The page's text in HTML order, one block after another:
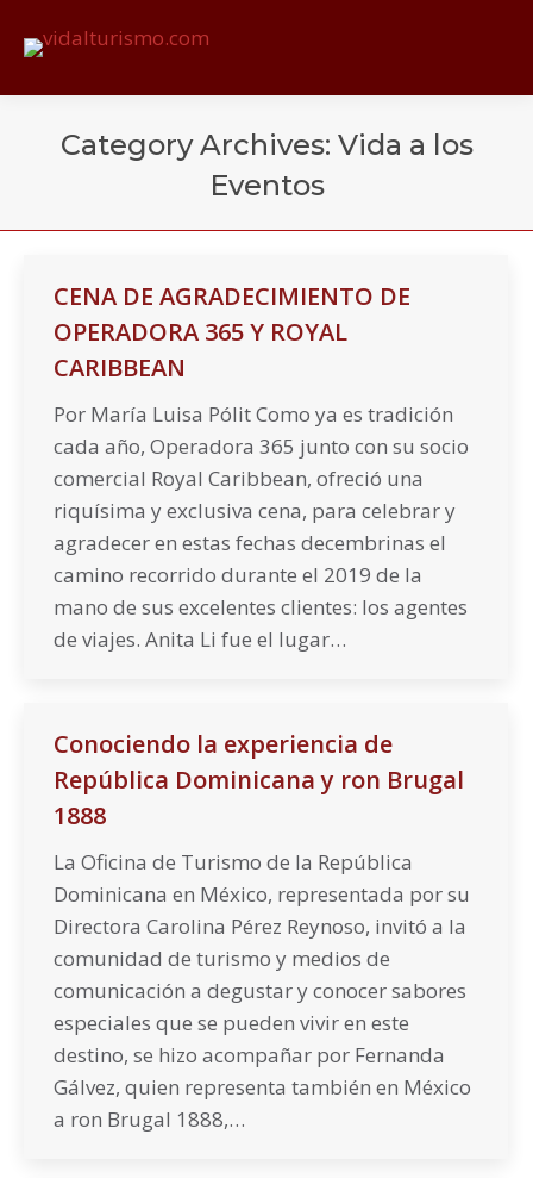
Category Archives: Vida a los
Eventos
CENA DE AGRADECIMIENTO DE
OPERADORA 365 Y ROYAL
CARIBBEAN
Por María Luisa Pólit Como ya es tradición
cada año, Operadora 365 junto con su socio
comercial Royal Caribbean, ofreció una
riquísima y exclusiva cena, para celebrar y
agradecer en estas fechas decembrinas el
camino recorrido durante el 2019 de la
mano de sus excelentes clientes: los agentes
de viajes. Anita Li fue el lugar…
Conociendo la experiencia de
República Dominicana y ron Brugal
1888
La Oficina de Turismo de la República
Dominicana en México, representada por su
Directora Carolina Pérez Reynoso, invitó a la
comunidad de turismo y medios de
comunicación a degustar y conocer sabores
especiales que se pueden vivir en este
destino, se hizo acompañar por Fernanda
Gálvez, quien representa también en México
a ron Brugal 1888,…